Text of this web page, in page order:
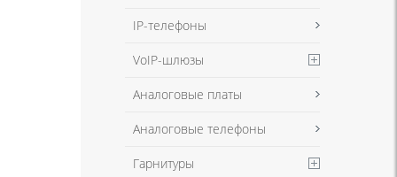
IP-телефоны
VoIP-шлюзы
Аналоговые платы
Аналоговые телефоны
Гарнитуры